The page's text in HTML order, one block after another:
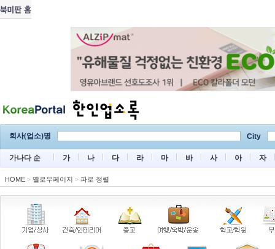
회사(업소)명 City
가나다 순 가 나 다 라 마 바 사 아 자
HOME > 옐로우페이지 > 파로 정렬